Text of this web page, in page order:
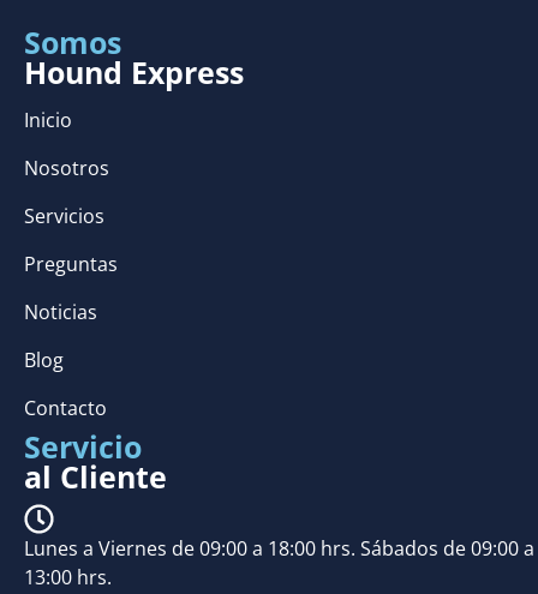
Somos
Hound Express
Inicio
Nosotros
Servicios
Preguntas
Noticias
Blog
Contacto
Servicio
al Cliente
Lunes a Viernes de 09:00 a 18:00 hrs. Sábados de 09:00 a
13:00 hrs.